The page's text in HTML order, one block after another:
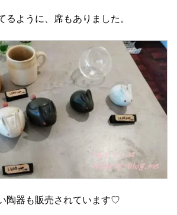
るように、席もありました。
陶器も販売されています♡